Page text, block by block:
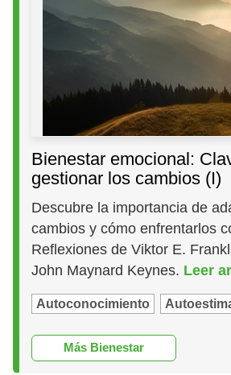
Bienestar emocional:
gestionar los cambios (I)
Descubre la importancia de
cambios y cómo enfrentarlos
Reflexiones de Viktor E.
John Maynard Keynes. Leer
Autoconocimiento
Más Bienestar